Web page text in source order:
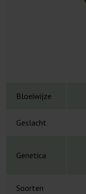
Bloeiwijze
Geslacht
Genetica
Soorten